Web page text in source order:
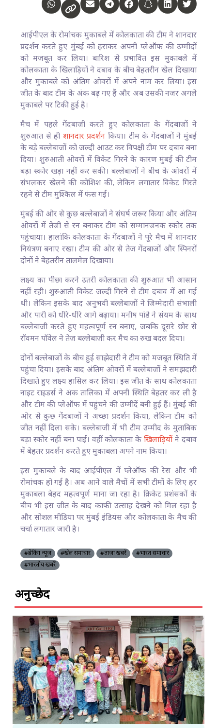
आईपीएल के रोमांचक मुकाबले में कोलकाता की टीम ने शानदार
प्रदर्शन करते हुए मुंबई को हराकर अपनी प्लेऑफ की उम्मीदों
को मजबूत कर लिया। बारिश से प्रभावित इस मुकाबले में
कोलकाता के खिलाड़ियों ने दबाव के बीच बेहतरीन खेल दिखाया
और मुकाबले को अंतिम ओवरों में अपने नाम कर लिया। इस
जीत के बाद टीम के अंक बढ़ गए हैं और अब उसकी नजर अगले
मुकाबले पर टिकी हुई है।
मैच में पहले गेंदबाजी करते हुए कोलकाता के गेंदबाजों ने
शुरुआत से ही शानदार प्रदर्शन किया। टीम के गेंदबाजों ने मुंबई
के बड़े बल्लेबाजों को जल्दी आउट कर विपक्षी टीम पर दबाव बना
दिया। शुरुआती ओवरों में विकेट गिरने के कारण मुंबई की टीम
बड़ा स्कोर खड़ा नहीं कर सकी। बल्लेबाजों ने बीच के ओवरों में
संभलकर खेलने की कोशिश की, लेकिन लगातार विकेट गिरते
रहने से टीम मुश्किल में फंस गई।
मुंबई की ओर से कुछ बल्लेबाजों ने संघर्ष जरूर किया और अंतिम
ओवरों में तेजी से रन बनाकर टीम को सम्मानजनक स्कोर तक
पहुंचाया। हालांकि कोलकाता के गेंदबाजों ने पूरे मैच में शानदार
नियंत्रण बनाए रखा। टीम की ओर से तेज गेंदबाजों और स्पिनरों
दोनों ने बेहतरीन तालमेल दिखाया।
लक्ष्य का पीछा करने उतरी कोलकाता की शुरुआत भी आसान
नहीं रही। शुरुआती विकेट जल्दी गिरने से टीम दबाव में आ गई
थी। लेकिन इसके बाद अनुभवी बल्लेबाजों ने जिम्मेदारी संभाली
और पारी को धीरे-धीरे आगे बढ़ाया। मनीष पांडे ने संयम के साथ
बल्लेबाजी करते हुए महत्वपूर्ण रन बनाए, जबकि दूसरे छोर से
रॉवमन पॉवेल ने तेज बल्लेबाजी कर मैच का रुख बदल दिया।
दोनों बल्लेबाजों के बीच हुई साझेदारी ने टीम को मजबूत स्थिति में
पहुंचा दिया। इसके बाद अंतिम ओवरों में बल्लेबाजों ने समझदारी
दिखाते हुए लक्ष्य हासिल कर लिया। इस जीत के साथ कोलकाता
नाइट राइडर्स ने अंक तालिका में अपनी स्थिति बेहतर कर ली है
और टीम की प्लेऑफ में पहुंचने की उम्मीदें बनी हुई हैं। मुंबई की
ओर से कुछ गेंदबाजों ने अच्छा प्रदर्शन किया, लेकिन टीम को
जीत नहीं दिला सके। बल्लेबाजी में भी टीम उम्मीद के मुताबिक
बड़ा स्कोर नहीं बना पाई। वहीं कोलकाता केखिलाड़ियोंने दबाव
में बेहतर प्रदर्शन करते हुए मुकाबला अपने नाम किया।
इस मुकाबले के बाद आईपीएल में प्लेऑफ की रेस और भी
रोमांचक हो गई है। अब आने वाले मैचों में सभी टीमों के लिए हर
मुकाबला बेहद महत्वपूर्ण माना जा रहा है। क्रिकेट प्रशंसकों के
बीच भी इस जीत के बाद काफी उत्साह देखने को मिल रहा है
और सोशल मीडिया पर मुंबई इंडियंस और कोलकाता के मैच की
चर्चा लगातार जारी है।
#ब्रेकिंग न्यूज़ #खेल समाचार #ताज़ा खबरें
#भारत समाचार
#भारतीय खबरें
अनुच्छेद